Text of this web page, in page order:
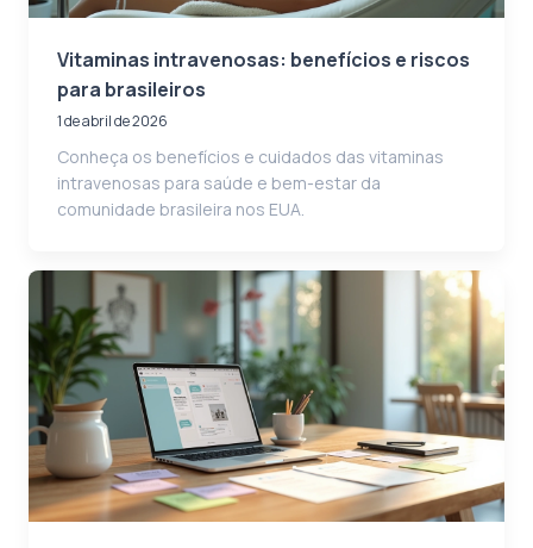
Vitaminas intravenosas: benefícios e riscos
para brasileiros
1 de abril de 2026
Conheça os benefícios e cuidados das vitaminas
intravenosas para saúde e bem-estar da
comunidade brasileira nos EUA.